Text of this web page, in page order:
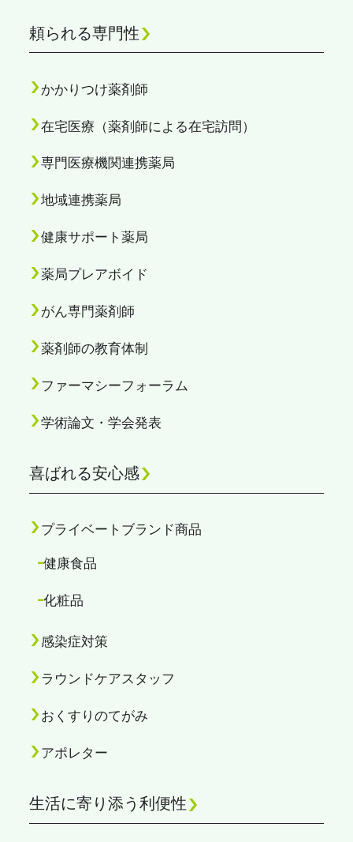
頼られる専門性
かかりつけ薬剤師
在宅医療（薬剤師による在宅訪問）
専門医療機関連携薬局
地域連携薬局
健康サポート薬局
薬局プレアボイド
がん専門薬剤師
薬剤師の教育体制
ファーマシーフォーラム
学術論文・学会発表
喜ばれる安心感
プライベートブランド商品
健康食品
化粧品
感染症対策
ラウンドケアスタッフ
おくすりのてがみ
アポレター
生活に寄り添う利便性